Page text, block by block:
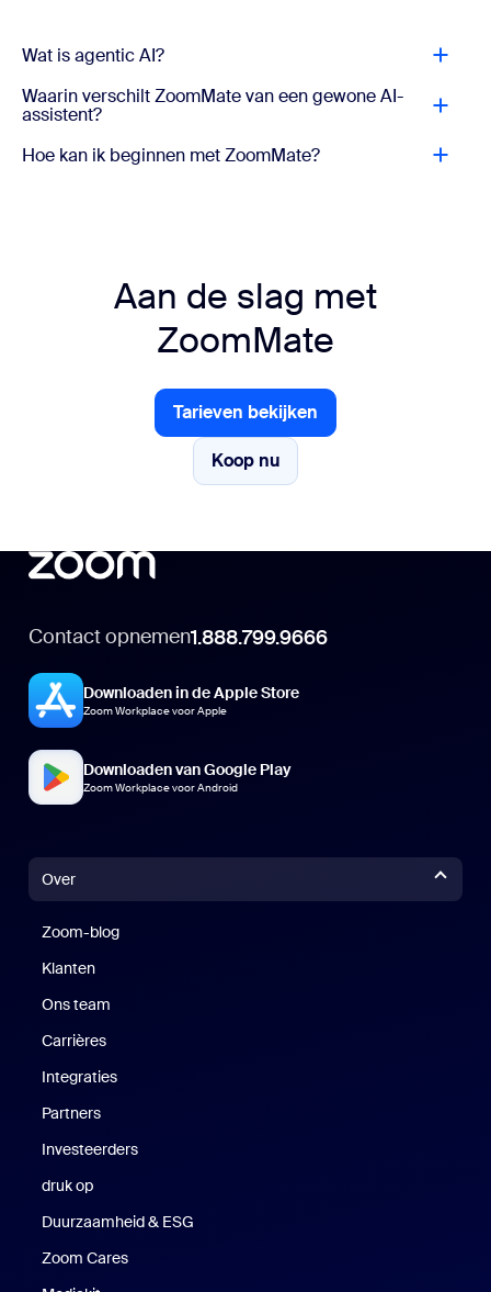
Wat is agentic AI?
Waarin verschilt ZoomMate van een gewone AI-
assistent?
Hoe kan ik beginnen met ZoomMate?
Aan de slag met
ZoomMate
Tarieven bekijken
Tarieven bekijken
Koop nu
Koop nu
Contact opnemen1.888.799.9666
Downloaden in de Apple Store
Zoom Workplace voor Apple
Downloaden van Google Play
Zoom Workplace voor Android
Over
Zoom-blog
Klanten
Ons team
Carrières
Integraties
Partners
Investeerders
druk op
Duurzaamheid & ESG
Zoom Cares